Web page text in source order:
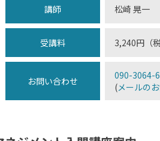
講師 松崎 晃一
受講料 3,240円（税
お問い合わせ
090-3064-
(メールの